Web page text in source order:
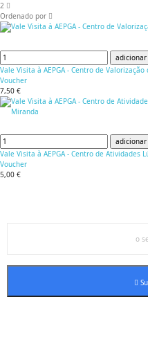
2
Ordenado por
Vale Visita à AEPGA - Centro de
Voucher
7,50 €
Vale Visita à AEPGA - Centro de Atividades
Voucher
5,00 €